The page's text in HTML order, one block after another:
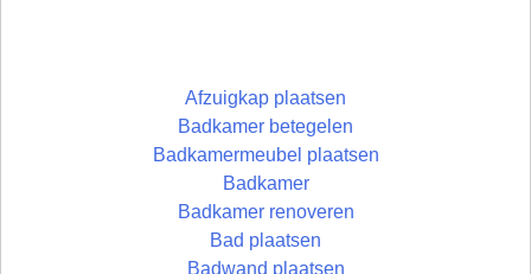
Afzuigkap plaatsen
Badkamer betegelen
Badkamermeubel plaatsen
Badkamer
Badkamer renoveren
Bad plaatsen
Badwand plaatsen